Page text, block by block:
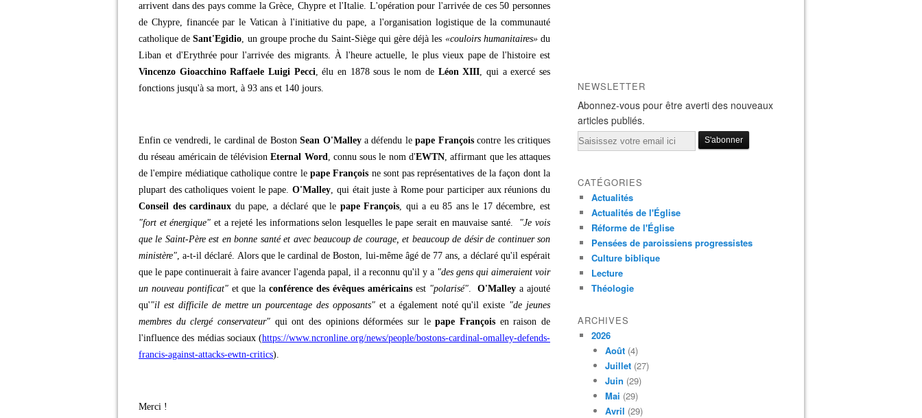
arrivent dans des pays comme la Grèce, Chypre et l'Italie. L'opération pour l'arrivée de ces 50 personnes
de Chypre, financée par le Vatican à l'initiative du pape, a l'organisation logistique de la communauté
catholique deSant'Egidio, un groupe proche du Saint-Siège qui gère déjà les «couloirs humanitaires»du
Liban et d'Erythrée pour l'arrivée des migrants. À l'heure actuelle, le plus vieux pape de l'histoire est
Vincenzo Gioacchino Raffaele Luigi Pecci, élu en 1878 sous le nom de Léon XIII, qui a exercé ses
fonctions jusqu'à sa mort, à 93 ans et 140 jours.
Enfin ce vendredi, le cardinal de BostonSean O'Malleya défendu lepape Françoiscontre les critiques
du réseau américain de télévisionEternal Word, connu sous le nom d'EWTN, affirmant que les attaques
de l'empire médiatique catholique contre le pape François ne sont pas représentatives de la façon dont la
plupart des catholiques voient le pape.O'Malley, qui était juste à Rome pour participer aux réunions du
Conseil des cardinaux du pape, a déclaré que le pape François, qui a eu 85 ans le 17 décembre, est
"fort et énergique" et a rejeté les informations selon lesquelles le pape serait en mauvaise santé. "Je vois
que le Saint-Père est en bonne santé et avec beaucoup de courage, et beaucoup de désir de continuer son
ministère", a-t-il déclaré. Alors que le cardinal de Boston, lui-même âgé de 77 ans, a déclaré qu'il espérait
que le pape continuerait à faire avancer l'agenda papal, il a reconnu qu'il y a "des gens qui aimeraient voir
un nouveau pontificat"et que laconférence des évêques américainsest "polarisé".O'Malley a ajouté
qu'"il est difficile de mettre un pourcentage des opposants" et a également noté qu'il existe "de jeunes
membres du clergé conservateur" qui ont des opinions déformées sur lepape François en raison de
l'influence des médias sociaux (https://www.ncronline.org/news/people/bostons-cardinal-omalley-defends-
francis-against-attacks-ewtn-critics).
Merci !
NEWSLETTER
Abonnez-vous pour être averti des nouveaux
articles publiés.
Email
CATÉGORIES
Actualités
Actualités de l'Église
Réforme de l'Église
Pensées de paroissiens progressistes
Culture biblique
Lecture
Théologie
ARCHIVES
2026
Août (4)
Juillet (27)
Juin (29)
Mai (29)
Avril (29)